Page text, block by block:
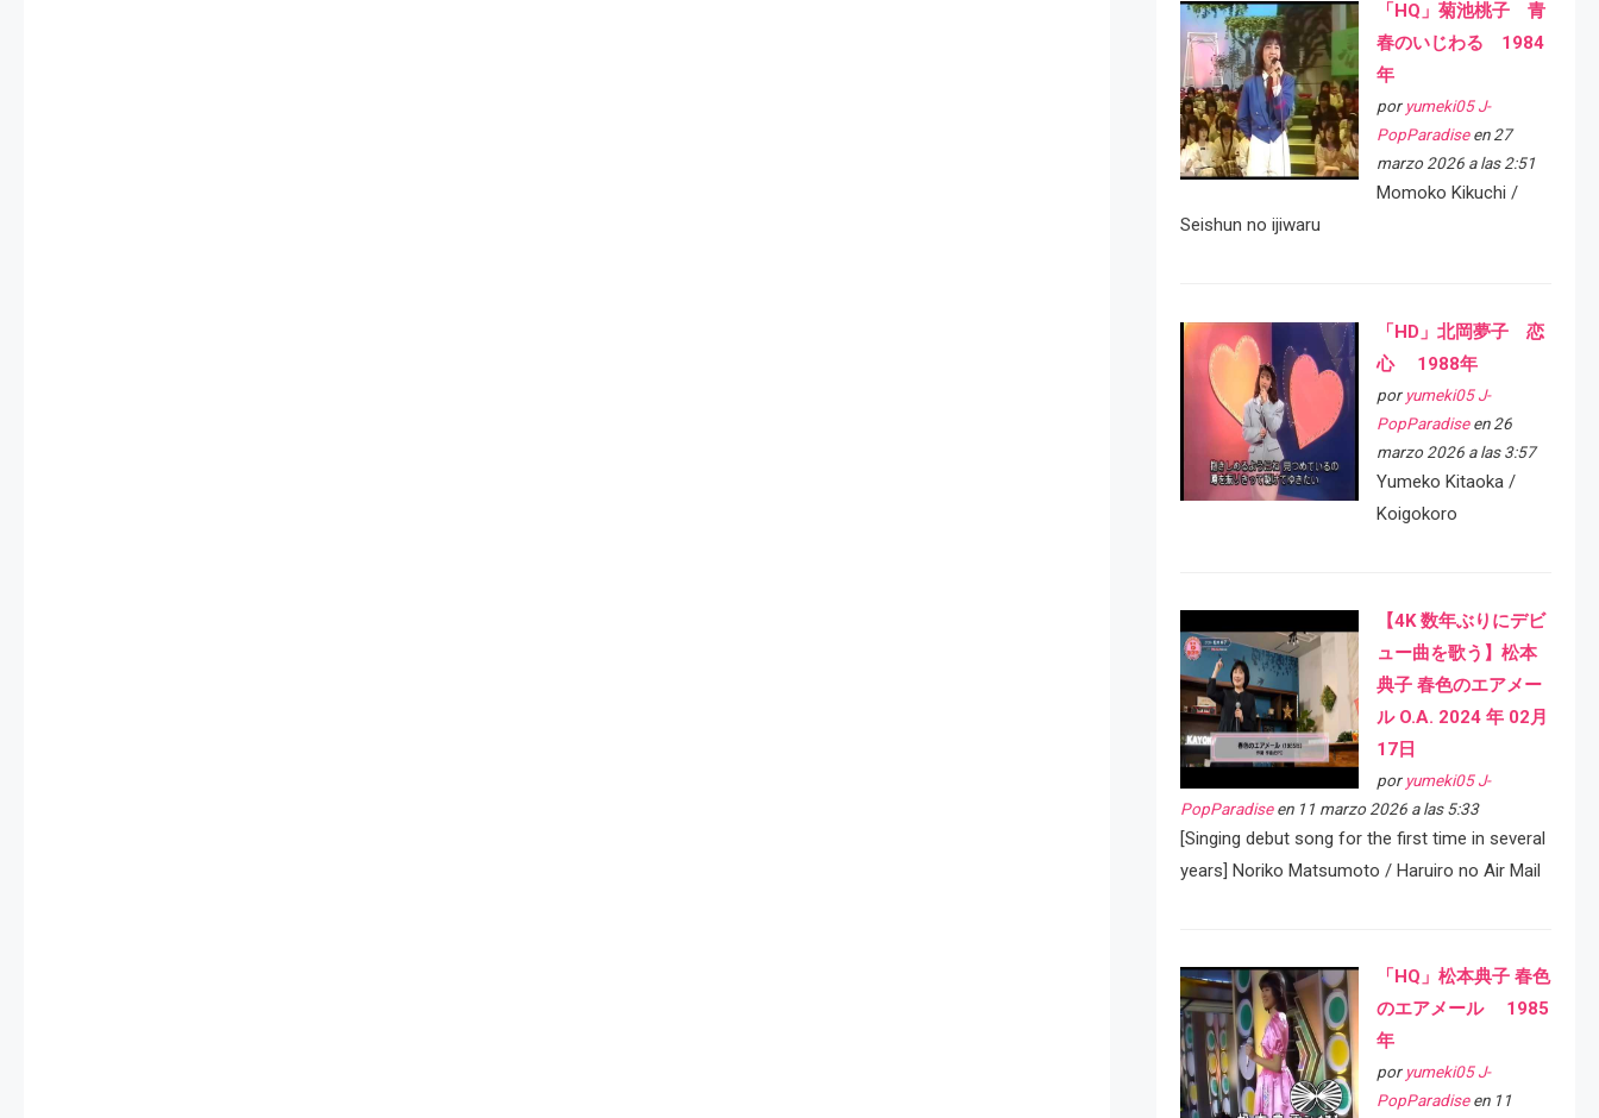
「HQ」菊池桃子 青
春のいじわる 1984
年
por yumeki05 J-
PopParadiseen 27
marzo 2026 a las 2:51
Momoko Kikuchi /
Seishun no ijiwaru
「HD」北岡夢子 恋
心 1988年
por yumeki05 J-
PopParadiseen 26
marzo 2026 a las 3:57
Yumeko Kitaoka /
Koigokoro
【4K 数年ぶりにデビ
ュー曲を歌う】松本
典子 春色のエアメー
ル O.A. 2024 年 02月
17日
por yumeki05 J-
PopParadiseen 11 marzo 2026 a las 5:33
[Singing debut song for the first time in several
years] Noriko Matsumoto / Haruiro no Air Mail
「HQ」松本典子 春色
のエアメール 1985
年
por yumeki05 J-
PopParadiseen 11